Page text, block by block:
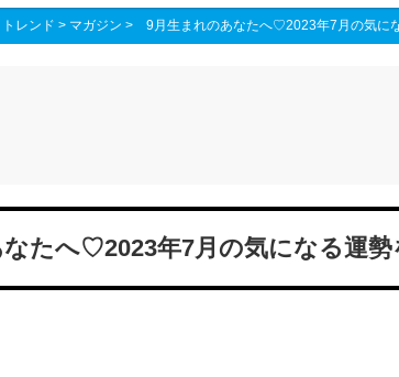
トレンド > マガジン > 9月生まれのあなたへ♡2023年7月の気に
たへ♡2023年7月の気になる運勢